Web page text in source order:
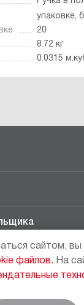
упаковке,
20
8.72 кг
0.0315
сайтом, вы
файлов. На